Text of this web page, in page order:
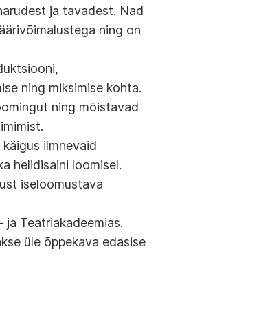
ja tavadest. Nad
ning on
ning miksimise kohta.
ning mõistavad
ilmnevaid
helidisaini loomisel.
iseloomustava
Teatriakadeemias.
üle õppekava edasise